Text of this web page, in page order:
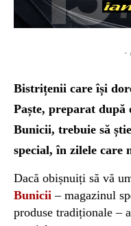
-
Bistrițenii care își
Paște, preparat după
Bunicii, trebuie să
special, în zilele care
Dacă obișnuiți să vă
Bunicii – magazinul
produse tradiționale –